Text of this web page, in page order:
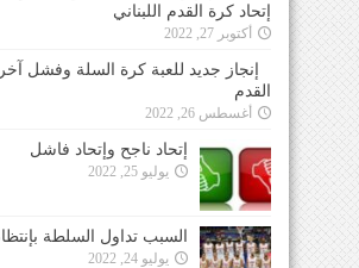
إتحاد كرة القدم اللبناني
أكتوبر 27, 2022
إنجاز جديد للعبة كرة السلة وفشل
القدم
أغسطس 26, 2022
إتحاد ناجح وإتحاد فاشل
يوليو 25, 2022
السبب تداول السلطة
يوليو 24, 2022